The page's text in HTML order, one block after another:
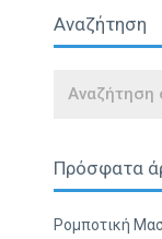
Αναζήτηση
Πρόσφατα
Ρομποτική